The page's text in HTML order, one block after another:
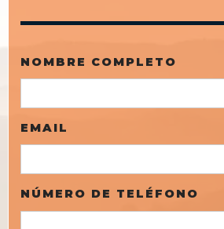
NOMBRE COMPLETO
EMAIL
NÚMERO DE TELÉFONO